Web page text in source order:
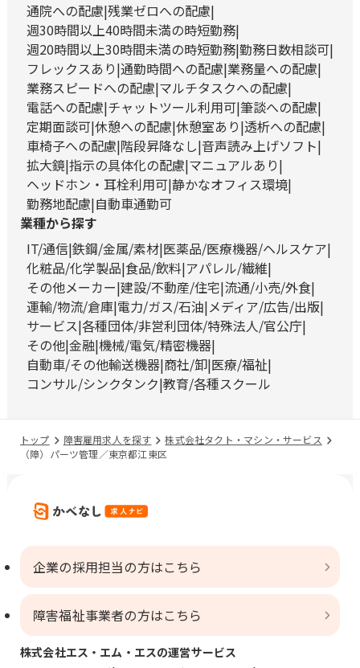
通院への配慮 残業ゼロへの配慮
週30時間以上40時間未満の時短勤務
週20時間以上30時間未満の時短勤務 勤務日数相談可
フレックスあり 通勤時間への配慮 業務量への配慮
業務スピードへの配慮 マルチタスクへの配慮
電話への配慮 チャットツール利用可 筆談への配慮
定期面談可 休憩への配慮 休憩室あり 透析への配慮
車椅子への配慮 階段昇降なし 音声読み上げソフト
拡大鏡 指示の具体化の配慮 マニュアルあり
ヘッドホン・耳栓利用可 静かなオフィス環境
勤務地配慮 自動車通勤可
業種から探す
IT/通信 鉄鋼/金属/素材 医薬品/医療機器/ヘルスケア
化粧品/化学製品 食品/飲料 アパレル/繊維
その他メーカー 建設/不動産/住宅 流通/小売/外食
運輸/物流/倉庫 電力/ガス/石油 メディア/広告/出版
サービス 各種団体/非営利団体/特殊法人/官公庁
その他 金融 機械/電気/精密機器
自動車/その他輸送機器 商社/卸 医療/福祉
コンサル/シンクタンク 教育/各種スクール
トップ 障害雇用求人を探す
株式会社タクト・マシン・サービス
（障）パーツ管理／東京都江東区
企業の採用担当の方はこちら
障害福祉事業者の方はこちら
株式会社エス・エム・エスの運営サービス